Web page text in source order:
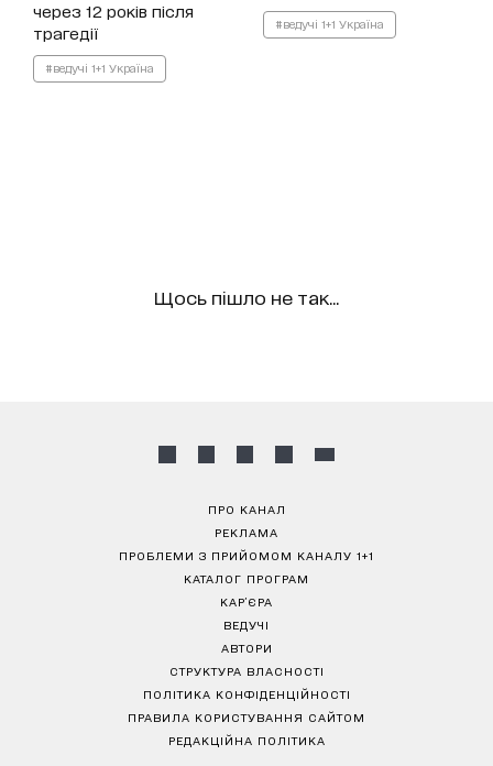
через 12 років після
трагедії
#ведучі 1+1 Україна
#ведучі 1+1 Україна
Щось пішло не так...
ПРО КАНАЛ
РЕКЛАМА
ПРОБЛЕМИ З ПРИЙОМОМ КАНАЛУ 1+1
КАТАЛОГ ПРОГРАМ
КАР’ЄРА
ВЕДУЧІ
АВТОРИ
СТРУКТУРА ВЛАСНОСТІ
ПОЛІТИКА КОНФІДЕНЦІЙНОСТІ
ПРАВИЛА КОРИСТУВАННЯ САЙТОМ
РЕДАКЦІЙНА ПОЛІТИКА